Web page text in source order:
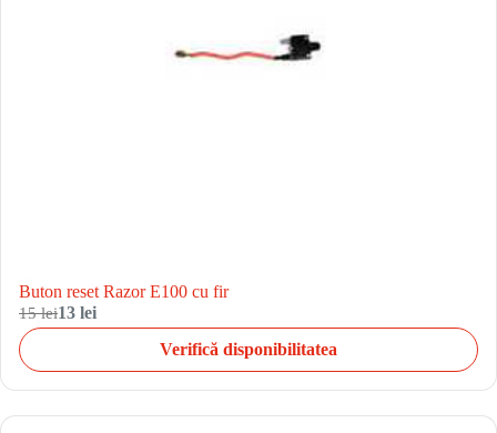
Buton reset Razor E100 cu fir
15 lei13 lei
Verifică disponibilitatea